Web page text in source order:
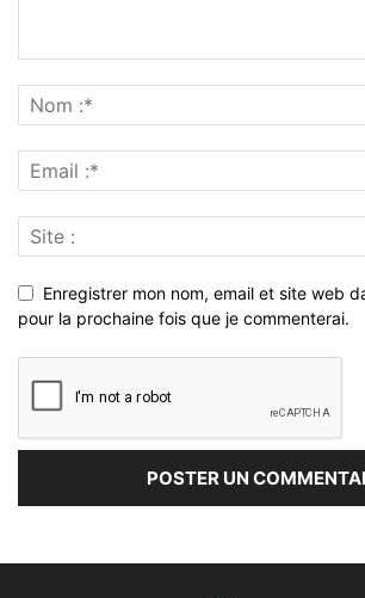
Enregistrer mon nom, email et site web
pour la prochaine fois que je commenterai.